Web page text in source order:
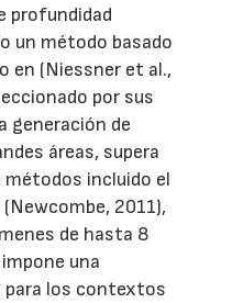
profundidad
un método basado
en (Niessner et al.,
por sus
generación de
áreas, supera
incluido el
2011),
de hasta 8
una
los contextos